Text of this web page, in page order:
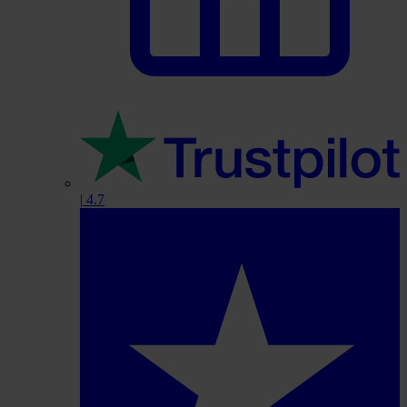
| 4.7